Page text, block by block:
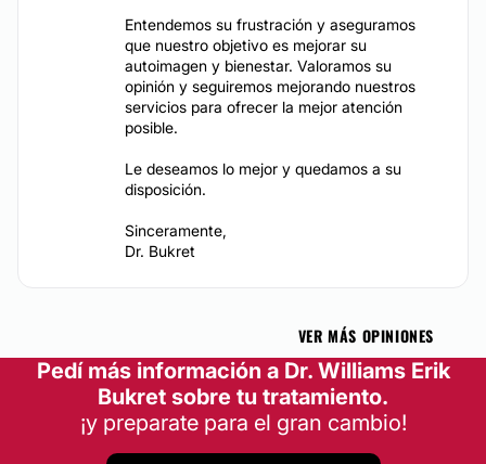
Entendemos su frustración y aseguramos
que nuestro objetivo es mejorar su
autoimagen y bienestar. Valoramos su
opinión y seguiremos mejorando nuestros
servicios para ofrecer la mejor atención
posible.
Le deseamos lo mejor y quedamos a su
disposición.
Sinceramente,
Dr. Bukret
VER MÁS OPINIONES
Pedí más información a Dr. Williams Erik
Bukret sobre tu tratamiento.
¡y preparate para el gran cambio!